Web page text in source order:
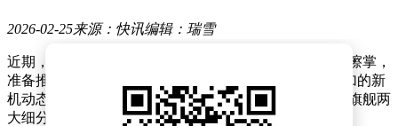
2026-02-25来源：快讯编辑：瑞雪
近期，手机市场迎来新一波发布潮，各大厂商纷纷摩拳擦掌，
准备推出各自的重磅产品。其中，OPPO及其子品牌一加的新
机动态格外引人注目，两款新机分别瞄准折叠屏与小屏旗舰两
大细分市场，展现出差异化的产品策略。